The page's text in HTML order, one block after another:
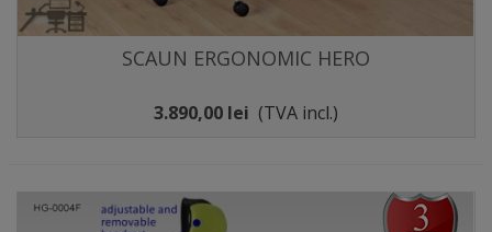
SCAUN ERGONOMIC HERO
3.890,00 lei (TVA incl.)